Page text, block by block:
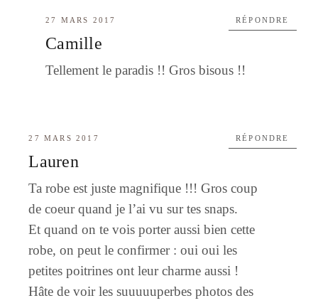
27 MARS 2017
Camille
Tellement le paradis !! Gros bisous !!
RÉPONDRE
27 MARS 2017
Lauren
Ta robe est juste magnifique !!! Gros coup
de coeur quand je l’ai vu sur tes snaps.
Et quand on te vois porter aussi bien cette
robe, on peut le confirmer : oui oui les
petites poitrines ont leur charme aussi !
Hâte de voir les suuuuuperbes photos des
RÉPONDRE